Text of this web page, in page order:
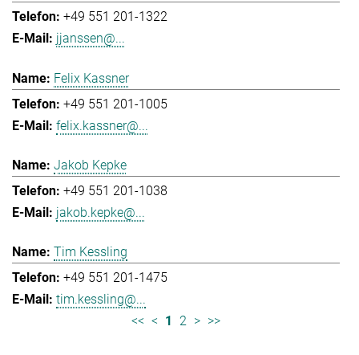
+49 551 201-1322
jjanssen@...
Felix Kassner
+49 551 201-1005
felix.kassner@...
Jakob Kepke
+49 551 201-1038
jakob.kepke@...
Tim Kessling
+49 551 201-1475
tim.kessling@...
<< < 1 2 > >>